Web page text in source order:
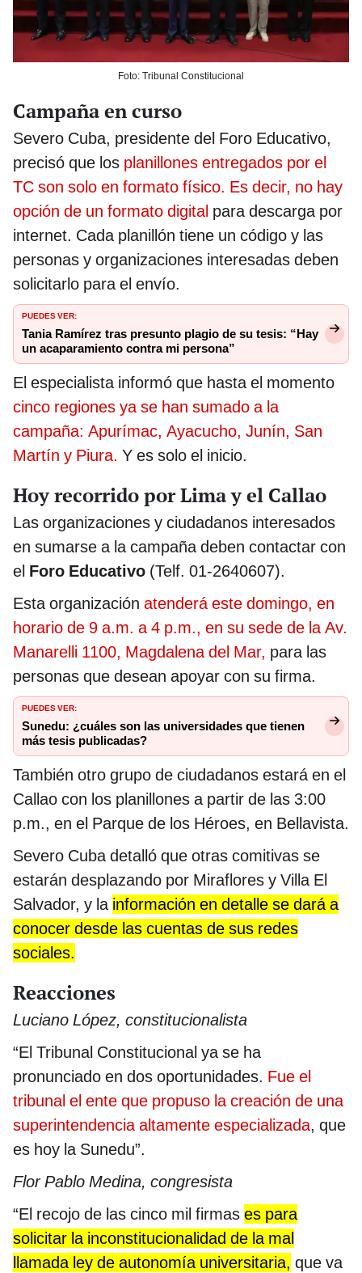
Foto: Tribunal Constitucional
Campaña en curso
Severo Cuba, presidente del Foro Educativo,
precisó que los planillones entregados por el
TC son solo en formato físico. Es decir, no hay
opción de un formato digital para descarga por
internet. Cada planillón tiene un código y las
personas y organizaciones interesadas deben
solicitarlo para el envío.
PUEDES VER:
Tania Ramírez tras presunto plagio de su tesis: “Hay
un acaparamiento contra mi persona”
El especialista informó que hasta el momento
cinco regiones ya se han sumado a la
campaña: Apurímac, Ayacucho, Junín, San
Martín y Piura. Y es solo el inicio.
Hoy recorrido por Lima y el Callao
Las organizaciones y ciudadanos interesados
en sumarse a la campaña deben contactar con
el Foro Educativo (Telf. 01-2640607).
Esta organización atenderá este domingo, en
horario de 9 a.m. a 4 p.m., en su sede de la Av.
Manarelli 1100, Magdalena del Mar, para las
personas que desean apoyar con su firma.
PUEDES VER:
Sunedu: ¿cuáles son las universidades que tienen
más tesis publicadas?
También otro grupo de ciudadanos estará en el
Callao con los planillones a partir de las 3:00
p.m., en el Parque de los Héroes, en Bellavista.
Severo Cuba detalló que otras comitivas se
estarán desplazando por Miraflores y Villa El
Salvador, y la información en detalle se dará a
conocer desde las cuentas de sus redes
sociales.
Reacciones
Luciano López, constitucionalista
“El Tribunal Constitucional ya se ha
pronunciado en dos oportunidades. Fue el
tribunal el ente que propuso la creación de una
superintendencia altamente especializada, que
es hoy la Sunedu”.
Flor Pablo Medina, congresista
“El recojo de las cinco mil firmas es para
solicitar la inconstitucionalidad de la mal
llamada ley de autonomía universitaria, que va